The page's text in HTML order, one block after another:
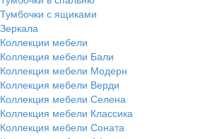
Тумбочки с ящиками
Зеркала
Коллекции мебели
Коллекция мебели Бали
Коллекция мебели Модерн
Коллекция мебели Верди
Коллекция мебели Селена
Коллекция мебели Классика
Коллекция мебели Соната